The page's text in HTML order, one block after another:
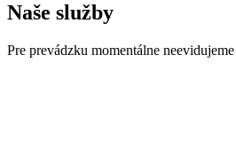
Naše služby
Pre prevádzku momentálne